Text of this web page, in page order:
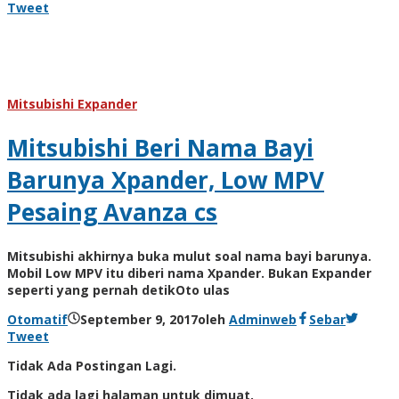
Tweet
Mitsubishi Expander
Mitsubishi Beri Nama Bayi
Barunya Xpander, Low MPV
Pesaing Avanza cs
Mitsubishi akhirnya buka mulut soal nama bayi barunya.
Mobil Low MPV itu diberi nama Xpander. Bukan Expander
seperti yang pernah detikOto ulas
Otomatif
September 9, 2017oleh Adminweb
Sebar
Tweet
Tidak Ada Postingan Lagi.
Tidak ada lagi halaman untuk dimuat.